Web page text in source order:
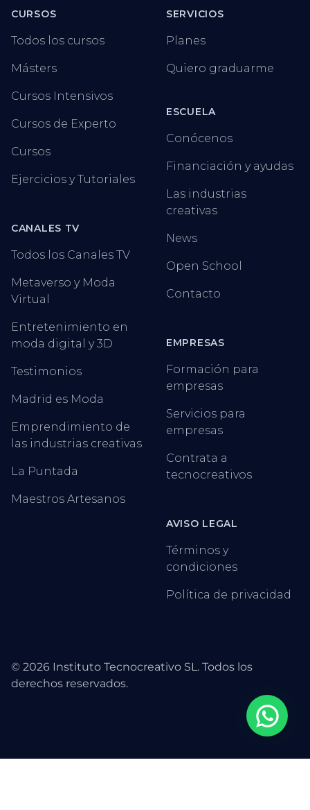
CURSOS
Todos los cursos
Másters
Cursos Intensivos
Cursos de Experto
Cursos
Ejercicios y Tutoriales
CANALES TV
Todos los Canales TV
Metaverso y Moda
Virtual
Entretenimiento en
moda digital y 3D
Testimonios
Madrid es Moda
Emprendimiento de
las industrias creativas
La Puntada
Maestros Artesanos
SERVICIOS
Planes
Quiero graduarme
ESCUELA
Conócenos
Financiación y ayudas
Las industrias
creativas
News
Open School
Contacto
EMPRESAS
Formación para
empresas
Servicios para
empresas
Contrata a
tecnocreativos
AVISO LEGAL
Términos y
condiciones
Política de privacidad
© 2026 Instituto Tecnocreativo SL. Todos los
derechos reservados.